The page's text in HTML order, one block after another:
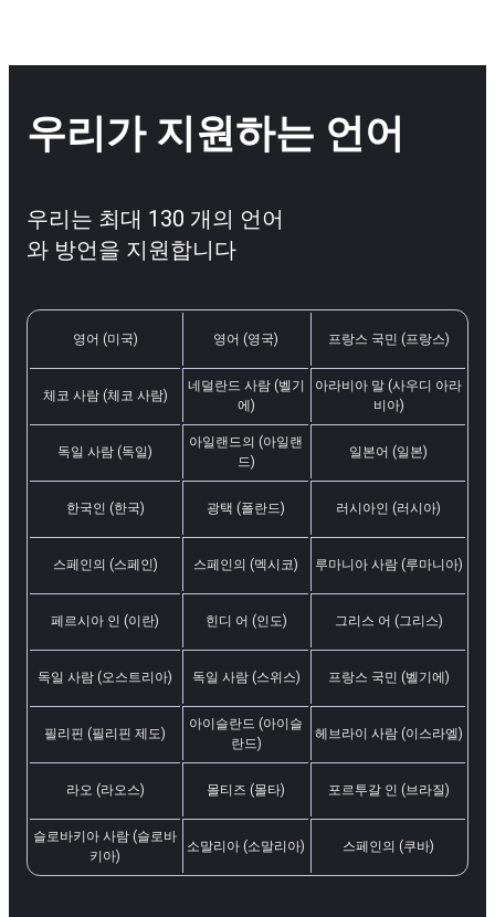
우리가 지원하는 언어
우리는 최대 130 개의 언어
와 방언을 지원합니다
영어 (미국) 영어 (영국) 프랑스 국민 (프랑스)
체코 사람 (체코 사람)
네덜란드 사람 (벨기
에)
아라비아 말 (사우디 아라
비아)
독일 사람 (독일)
아일랜드의 (아일랜
드)
일본어 (일본)
한국인 (한국) 광택 (폴란드) 러시아인 (러시아)
스페인의 (스페인) 스페인의 (멕시코) 루마니아 사람 (루마니아)
페르시아 인 (이란) 힌디 어 (인도) 그리스 어 (그리스)
독일 사람 (오스트리아) 독일 사람 (스위스) 프랑스 국민 (벨기에)
필리핀 (필리핀 제도)
아이슬란드 (아이슬
란드)
헤브라이 사람 (이스라엘)
라오 (라오스) 몰티즈 (몰타) 포르투갈 인 (브라질)
슬로바키아 사람 (슬로바
키아)
소말리아 (소말리아) 스페인의 (쿠바)